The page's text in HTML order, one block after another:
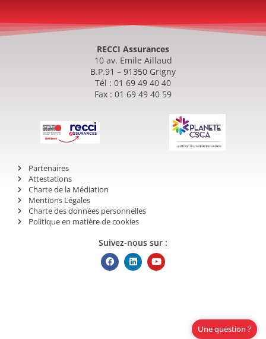
RECCI Assurances
10 av. Emile Aillaud
B.P.91 – 91350 Grigny
Tél : 01 69 49 40 40
Fax : 01 69 49 40 59
Partenaires
Attestations
Charte de la Médiation
Mentions Légales
Charte des données personnelles
Politique en matière de cookies
Une question ?
Suivez-nous sur :